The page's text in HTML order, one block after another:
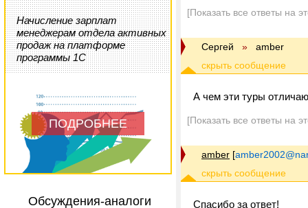
Начисление зарплат
менеджерам отдела активных
продаж на платформе
программы 1С
ПОДРОБНЕЕ
Обсуждения-аналоги
[Показать все ответы на
Сергей » amber
А чем эти туры
[Показать все ответы на
amber [
Спасибо за ответ!